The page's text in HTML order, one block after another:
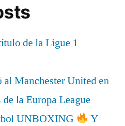
de la Ligue 1
Manchester United en
la Europa League
UNBOXING
Y